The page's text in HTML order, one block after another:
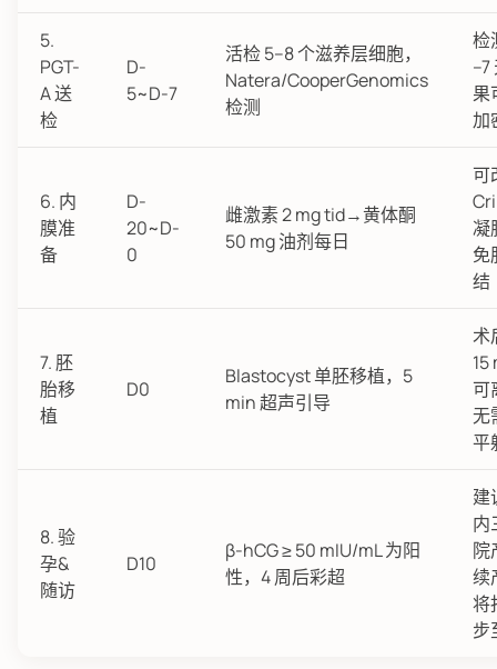
5.
PGT-
A 送
检
D-
5~D-7
活检 5–8 个滋养层细胞，
Natera/CooperGenomics
检测
检
–7
果
加
6. 内
膜准
备
D-
20~D-
0
雌激素 2 mg tid→黄体酮
50 mg 油剂每日
可
凝
免
结
7. 胚
胎移
植
D0
Blastocyst 单胚移植，5
min 超声引导
术
15
可
无
平
8. 验
孕&
随访
D10
β-hCG ≥ 50 mIU/mL 为阳
性，4 周后彩超
建
内
院
续
将
步